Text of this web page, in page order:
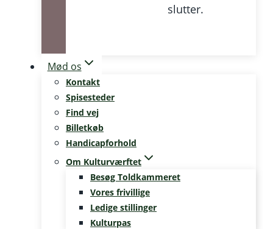
slutter.
Mød os
Kontakt
Spisesteder
Find vej
Billetkøb
Handicapforhold
Om Kulturværftet
Besøg Toldkammeret
Vores frivillige
Ledige stillinger
Kulturpas